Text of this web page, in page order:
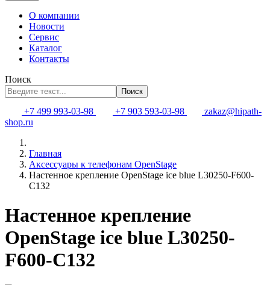
О компании
Новости
Сервис
Каталог
Контакты
Поиск
Поиск
+7 499 993-03-98 +7 903 593-03-98
zakaz@hipath-
shop.ru
Главная
Аксессуары к телефонам OpenStage
Настенное крепление OpenStage ice blue L30250-F600-
C132
Настенное крепление
OpenStage ice blue L30250-
F600-C132